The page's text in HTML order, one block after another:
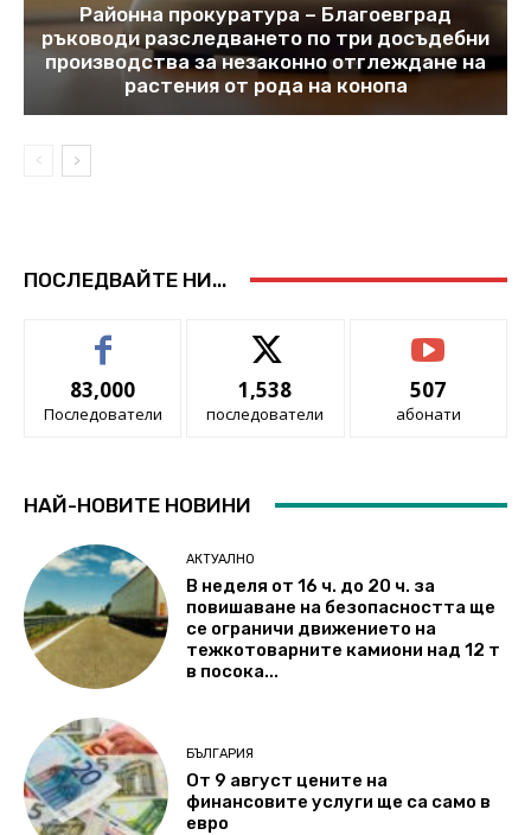
Районна прокуратура – Благоевград
ръководи разследването по три досъдебни
производства за незаконно отглеждане на
растения от рода на конопа
ПОСЛЕДВАЙТЕ НИ...
83,000
Последователи
1,538
последователи
507
абонати
НАЙ-НОВИТЕ НОВИНИ
АКТУАЛНО
В неделя от 16 ч. до 20 ч. за
повишаване на безопасността ще
се ограничи движението на
тежкотоварните камиони над 12 т
в посока...
БЪЛГАРИЯ
От 9 август цените на
финансовите услуги ще са само в
евро